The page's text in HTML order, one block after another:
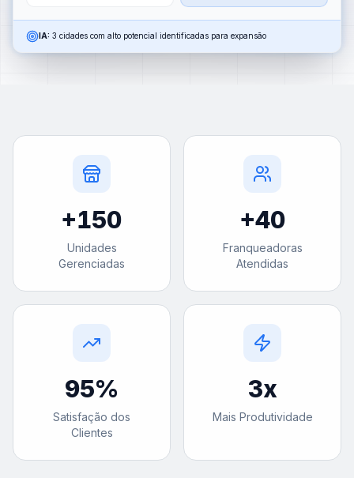
IA: 3 cidades com alto potencial identificadas para expansão
+150
Unidades
Gerenciadas
+40
Franqueadoras
Atendidas
95%
Satisfação dos
Clientes
3x
Mais Produtividade